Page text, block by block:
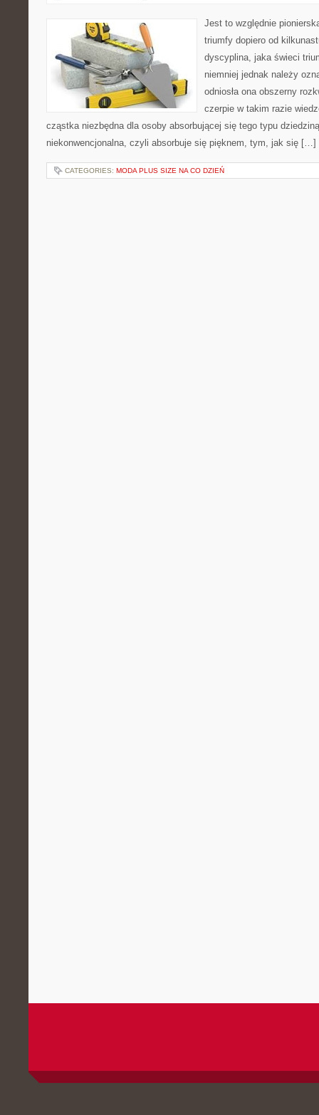
Jest to względnie
triumfy dopiero od
dyscyplina, jaka świeci
niemniej jednak należy
odniosła ona obszerny
czerpie w takim razie
cząstka niezbędna dla osoby absorbującej się tego typu
niekonwencjonalna, czyli absorbuje się pięknem, tym, jak się […]
CATEGORIES: MODA PLUS SIZE NA CO DZIEŃ